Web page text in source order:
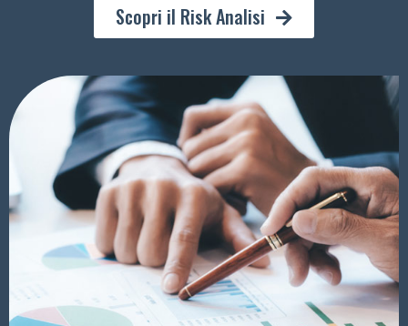
Scopri il Risk Analisi